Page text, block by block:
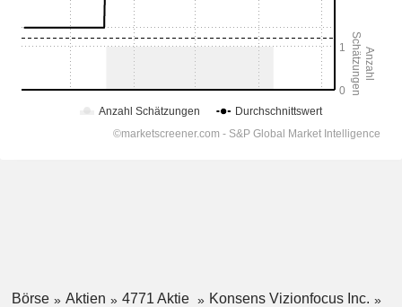
Börse Aktien 4771 Aktie
Konsens Vizionfocus Inc.